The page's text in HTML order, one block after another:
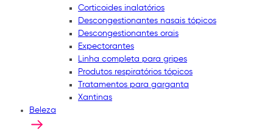
Corticoides inalatórios
Descongestionantes nasais tópicos
Descongestionantes orais
Expectorantes
Linha completa para gripes
Produtos respiratórios tópicos
Tratamentos para garganta
Xantinas
Beleza